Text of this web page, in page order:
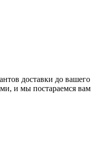
доставки до вашего
и мы постараемся вам